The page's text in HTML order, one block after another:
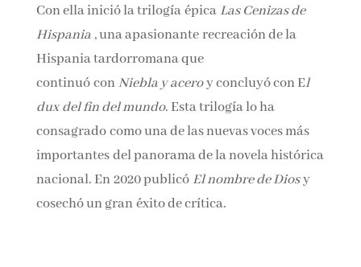
de Úbeda. Con ella inició la trilogía épicaLas
Cenizas de Hispania, una
apasionante recreación de la Hispania
tardorromana que continuó conNiebla y
aceroy concluyó con E l dux del fin del mundo
Esta trilogía lo ha consagrado como una de las
nuevas voces más importantes del panorama
de la novela histórica nacional. En 2020
publicóEl nombre de Diosy cosechó un